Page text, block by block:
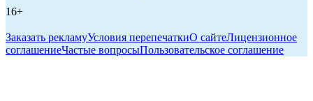
16+
Заказать рекламуУсловия перепечаткиО сайтеЛицензионное
соглашениеЧастые вопросыПользовательское соглашение